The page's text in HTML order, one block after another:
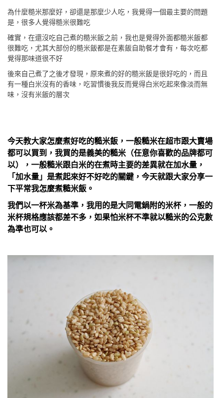
為什麼糙米那麼好，卻還是那麼少人吃，我覺得一個最主要的問題
是，很多人覺得糙米很難吃
確實，在還沒吃自己煮的糙米飯之前，我也是覺得外面都糙米飯都
很難吃，尤其大部份的糙米飯都是在素飯自助餐才會有，每次吃都
覺得那味道很不好
後來自己煮了之後才發現，原來煮的好的糙米飯是很好吃的，而且
有一種白米沒有的香味，吃習慣後我反而覺得白米吃起來像淡而無
味，沒有米飯的層次
今天教大家怎麼煮好吃的糙米飯，一般糙米在超市跟大賣場
都可以買到，我買的是義美的糙米（任意你喜歡的品牌都可
以），一般糙米跟白米的在煮時主要的差異就在加水量，
「加水量」是煮起來好不好吃的關鍵，今天就跟大家分享一
下平常我怎麼煮糙米飯。
我們以一杯米為基準，我用的是大同電鍋附的米杯，一般的
米杯規格應該都差不多，如果怕米杯不準就以糙米的公克數
為準也可以。